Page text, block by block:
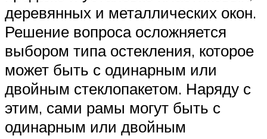
деревянных и металлических окон.
Решение вопроса осложняется
выбором типа остекления, которое
может быть с одинарным или
двойным стеклопакетом. Наряду с
этим, сами рамы могут быть с
одинарным или двойным